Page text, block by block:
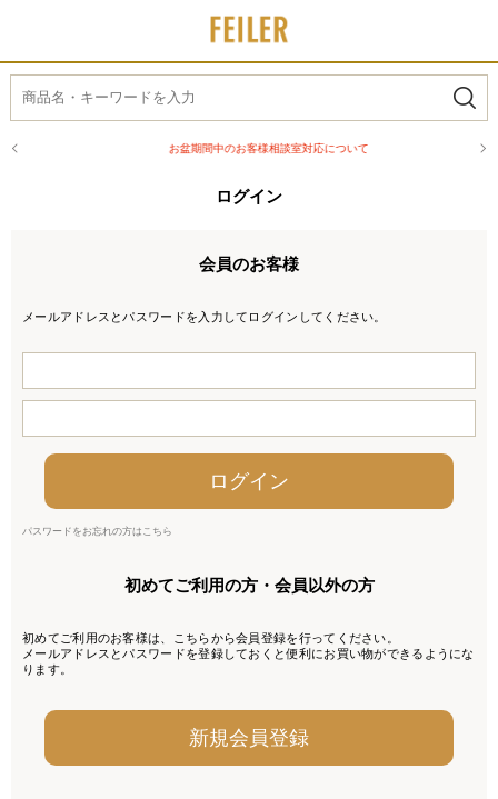
お盆期間中のお客様相談室対応について
ログイン
会員のお客様
メールアドレスとパスワードを入力してログインしてください。
パスワードをお忘れの方はこちら
初めてご利用の方・会員以外の方
初めてご利用のお客様は、こちらから会員登録を行ってください。
メールアドレスとパスワードを登録しておくと便利にお買い物ができるようにな
ります。